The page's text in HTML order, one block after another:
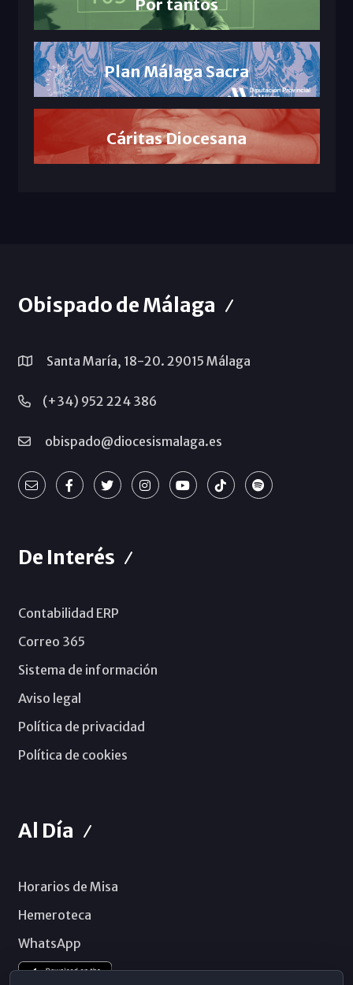
Por tantos
Plan Málaga Sacra
Cáritas Diocesana
Obispado de Málaga
Santa María, 18-20. 29015 Málaga
(+34) 952 224 386
obispado@diocesismalaga.es
De Interés
Contabilidad ERP
Correo 365
Sistema de información
Aviso legal
Política de privacidad
Política de cookies
Al Día
Horarios de Misa
Hemeroteca
WhatsApp